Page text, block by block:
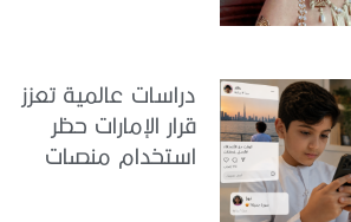
دراسات عالمية تعزز
قرار الإمارات حظر
استخدام منصات